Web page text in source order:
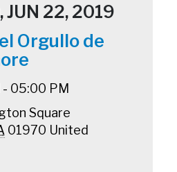
JUN 22, 2019
Orgullo de
- 05:00 PM
Square
01970 United